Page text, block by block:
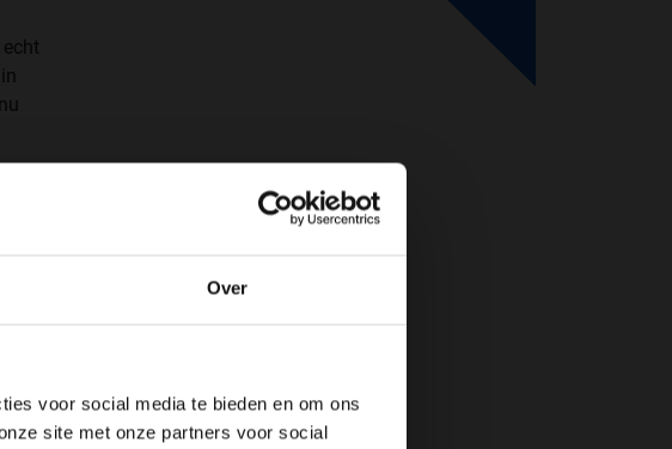
Over
voor social media te bieden en om ons
site met onze partners voor social
(18+)